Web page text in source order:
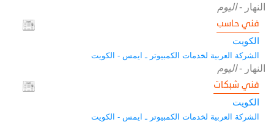
النهار -اليوم
فني حاسب
الكويت
الشركة العربية لخدمات الكمبيوتر ـ ايمس - الكويت
النهار -اليوم
فني شبكات
الكويت
الشركة العربية لخدمات الكمبيوتر ـ ايمس - الكويت